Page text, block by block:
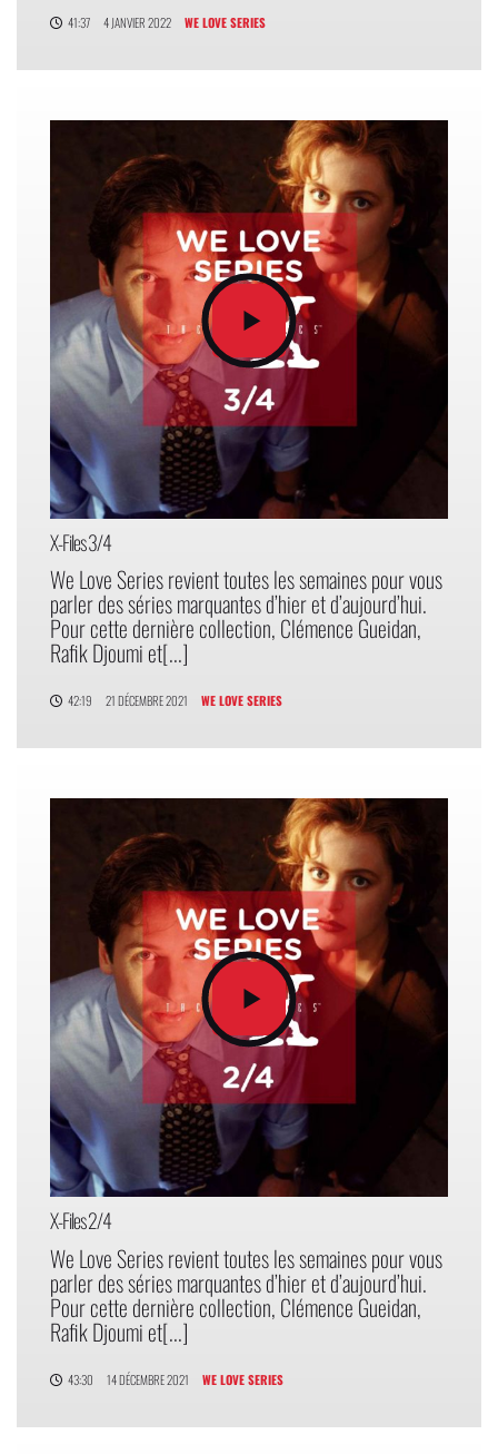
41:37 4 JANVIER 2022 WE LOVE SERIES
X-Files 3/4
We Love Series revient toutes les semaines pour vous
parler des séries marquantes d’hier et d’aujourd’hui.
Pour cette dernière collection, Clémence Gueidan,
Rafik Djoumi et[...]
42:19 21 DÉCEMBRE 2021 WE LOVE SERIES
X-Files 2/4
We Love Series revient toutes les semaines pour vous
parler des séries marquantes d’hier et d’aujourd’hui.
Pour cette dernière collection, Clémence Gueidan,
Rafik Djoumi et[...]
43:30 14 DÉCEMBRE 2021 WE LOVE SERIES